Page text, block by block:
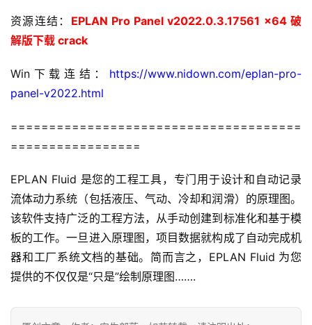
m
c
O
W
n
d
o
w
s
a
资源连结： EPLAN Pro Panel v2022.0.3.17561 x64 破
解版下载 crack
Win下载连结： https://www.nidown.com/eplan-pro-
panel-v2022.html
======================================
=================
EPLAN Fluid 是您的工程工具，专门用于设计和自动记录
流体动力系统（包括液压、气动、冷却和润滑）的原理图。
该软件支持广泛的工程方法，从手动创建到标准化和基于模
板的工作。一旦进入原理图，项目数据就构成了自动完成机
器和工厂系统文档的基础。简而言之，EPLAN Fluid 为您
提供的不仅仅是“只是”绘制原理图…….